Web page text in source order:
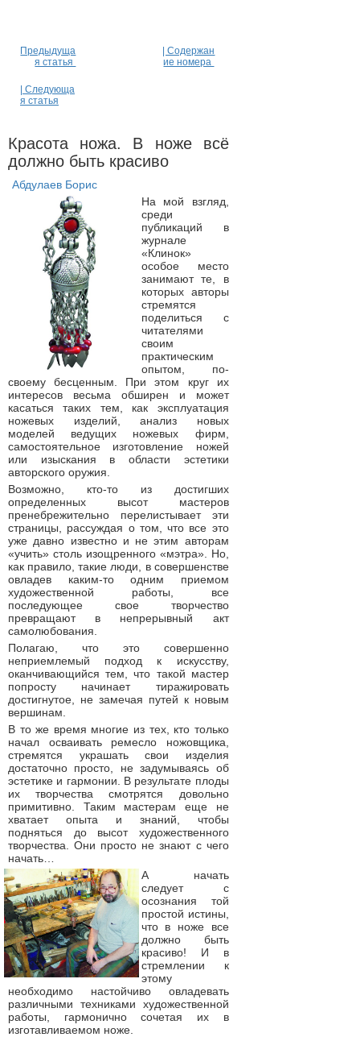
Предыдуща
я статья
| Содержан
ие номера
| Следующа
я статья
Красота ножа. В ноже всё
должно быть красиво
Абдулаев Борис
На мой взгляд,
среди
публикаций в
журнале
«Клинок»
особое место
занимают те, в
которых авторы
стремятся
поделиться с
читателями
своим
практическим
опытом, по-
своему бесценным. При этом круг их
интересов весьма обширен и может
касаться таких тем, как эксплуатация
ножевых изделий, анализ новых
моделей ведущих ножевых фирм,
самостоятельное изготовление ножей
или изыскания в области эстетики
авторского оружия.
Возможно, кто-то из достигших
определенных высот мастеров
пренебрежительно перелистывает эти
страницы, рассуждая о том, что все это
уже давно известно и не этим авторам
«учить» столь изощренного «мэтра». Но,
как правило, такие люди, в совершенстве
овладев каким-то одним приемом
художественной работы, все
последующее свое творчество
превращают в непрерывный акт
самолюбования.
Полагаю, что это совершенно
неприемлемый подход к искусству,
оканчивающийся тем, что такой мастер
попросту начинает тиражировать
достигнутое, не замечая путей к новым
вершинам.
В то же время многие из тех, кто только
начал осваивать ремесло ножовщика,
стремятся украшать свои изделия
достаточно просто, не задумываясь об
эстетике и гармонии. В результате плоды
их творчества смотрятся довольно
примитивно. Таким мастерам еще не
хватает опыта и знаний, чтобы
подняться до высот художественного
творчества. Они просто не знают с чего
начать…
А начать
следует с
осознания той
простой истины,
что в ноже все
должно быть
красиво! И в
стремлении к
этому
необходимо настойчиво овладевать
различными техниками художественной
работы, гармонично сочетая их в
изготавливаемом ноже.